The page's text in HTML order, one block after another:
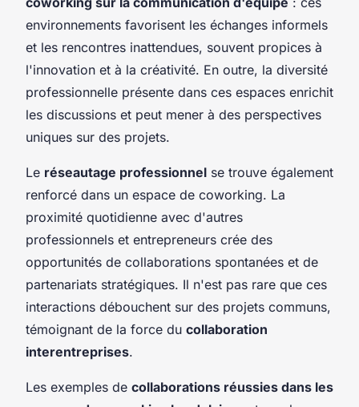
environnements favorisent les échanges informels
et les rencontres inattendues, souvent propices à
l'innovation et à la créativité. En outre, la diversité
professionnelle présente dans ces espaces enrichit
les discussions et peut mener à des perspectives
uniques sur des projets.
Le réseautage professionnel se trouve également
renforcé dans un espace de coworking. La
proximité quotidienne avec d'autres
professionnels et entrepreneurs crée des
opportunités de collaborations spontanées et de
partenariats stratégiques. Il n'est pas rare que ces
interactions débouchent sur des projets communs,
témoignant de la force du collaboration
interentreprises.
Les exemples de collaborations réussies dans les